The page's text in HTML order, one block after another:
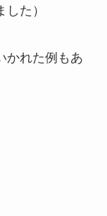
た）
かれた例もあ